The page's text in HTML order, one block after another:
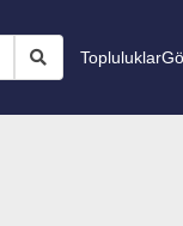
Topluluklar